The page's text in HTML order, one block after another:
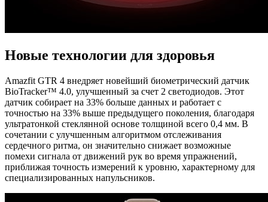
Новые технологии для здоровья
Amazfit GTR 4 внедряет новейший биометрический датчик
BioTracker™ 4.0, улучшенный за счет 2 светодиодов. Этот
датчик собирает на 33% больше данных и работает с
точностью на 33% выше предыдущего поколения, благодаря
ультратонкой стеклянной основе толщиной всего 0,4 мм. В
сочетании с улучшенным алгоритмом отслеживания
сердечного ритма, он значительно снижает возможные
помехи сигнала от движений рук во время упражнений,
приближая точность измерений к уровню, характерному для
специализированных напульсников.